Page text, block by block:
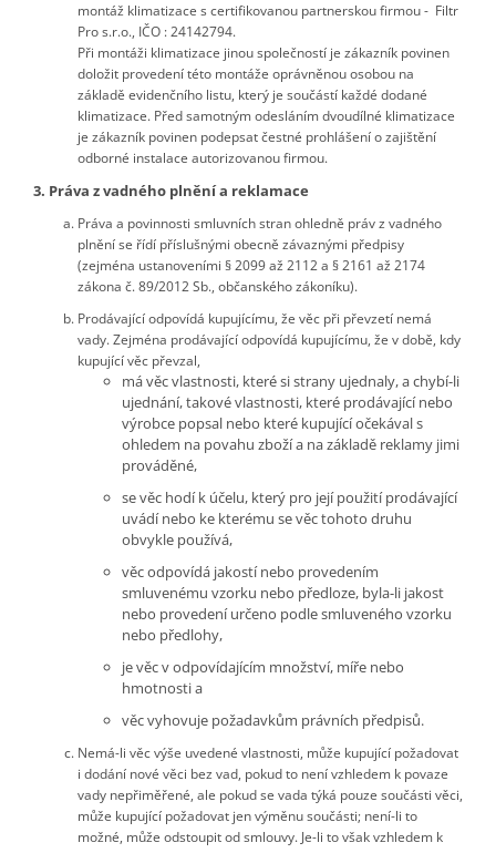
montáž klimatizace s certifikovanou partnerskou firmou - Filtr
Pro s.r.o., IČO : 24142794.
Při montáži klimatizace jinou společností je zákazník povinen
doložit provedení této montáže oprávněnou osobou na
základě evidenčního listu, který je součástí každé dodané
klimatizace. Před samotným odesláním dvoudílné klimatizace
je zákazník povinen podepsat čestné prohlášení o zajištění
odborné instalace autorizovanou firmou.
3. Práva z vadného plnění a reklamace
Práva a povinnosti smluvních stran ohledně práv z vadného
plnění se řídí příslušnými obecně závaznými předpisy
(zejména ustanoveními § 2099 až 2112 a § 2161 až 2174
zákona č. 89/2012 Sb., občanského zákoníku).
Prodávající odpovídá kupujícímu, že věc při převzetí nemá
vady. Zejména prodávající odpovídá kupujícímu, že v době, kdy
kupující věc převzal,
má věc vlastnosti, které si strany ujednaly, a chybí-li
ujednání, takové vlastnosti, které prodávající nebo
výrobce popsal nebo které kupující očekával s
ohledem na povahu zboží a na základě reklamy jimi
prováděné,
se věc hodí k účelu, který pro její použití prodávající
uvádí nebo ke kterému se věc tohoto druhu
obvykle používá,
věc odpovídá jakostí nebo provedením
smluvenému vzorku nebo předloze, byla-li jakost
nebo provedení určeno podle smluveného vzorku
nebo předlohy,
je věc v odpovídajícím množství, míře nebo
hmotnosti a
věc vyhovuje požadavkům právních předpisů.
Nemá-li věc výše uvedené vlastnosti, může kupující požadovat
i dodání nové věci bez vad, pokud to není vzhledem k povaze
vady nepřiměřené, ale pokud se vada týká pouze součásti věci,
může kupující požadovat jen výměnu součásti; není-li to
možné, může odstoupit od smlouvy. Je-li to však vzhledem k